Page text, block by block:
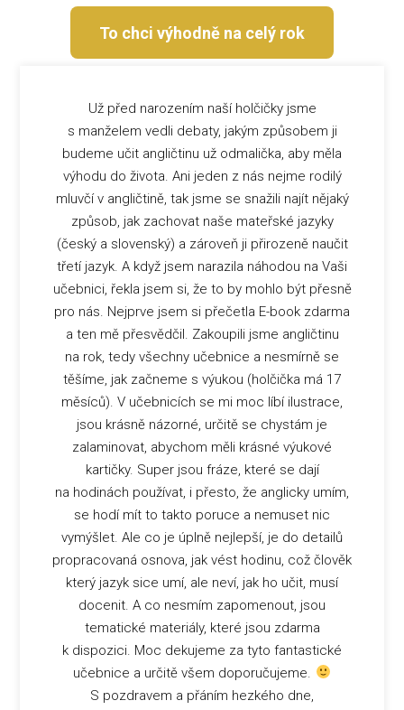
To chci výhodně na celý rok
Už před narozením naší holčičky jsme
s manželem vedli debaty, jakým způsobem ji
budeme učit angličtinu už odmalička, aby měla
výhodu do života. Ani jeden z nás nejme rodilý
mluvčí v angličtině, tak jsme se snažili najít nějaký
způsob, jak zachovat naše mateřské jazyky
(český a slovenský) a zároveň ji přirozeně naučit
třetí jazyk. A když jsem narazila náhodou na Vaši
učebnici, řekla jsem si, že to by mohlo být přesně
pro nás. Nejprve jsem si přečetla E-book zdarma
a ten mě přesvědčil. Zakoupili jsme angličtinu
na rok, tedy všechny učebnice a nesmírně se
těšíme, jak začneme s výukou (holčička má 17
měsíců). V učebnicích se mi moc líbí ilustrace,
jsou krásně názorné, určitě se chystám je
zalaminovat, abychom měli krásné výukové
kartičky. Super jsou fráze, které se dají
na hodinách používat, i přesto, že anglicky umím,
se hodí mít to takto poruce a nemuset nic
vymýšlet. Ale co je úplně nejlepší, je do detailů
propracovaná osnova, jak vést hodinu, což člověk
který jazyk sice umí, ale neví, jak ho učit, musí
docenit. A co nesmím zapomenout, jsou
tematické materiály, které jsou zdarma
k dispozici. Moc dekujeme za tyto fantastické
učebnice a určitě všem doporučujeme.
S pozdravem a přáním hezkého dne,